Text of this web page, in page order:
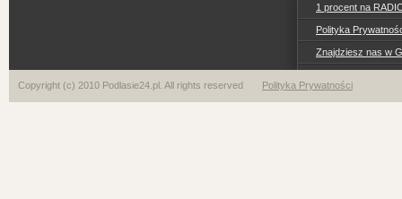
1 procent na
Polityka
Znajdziesz nas w
Copyright (c) 2010 Podlasie24.pl. All rights reserved Polityka Prywatności